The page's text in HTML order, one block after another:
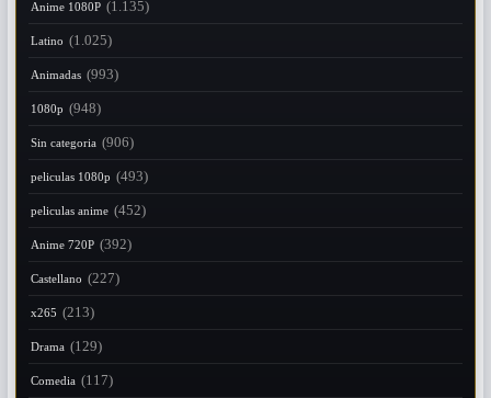
Anime 1080P (1.135)
Latino (1.025)
Animadas (993)
1080p (948)
Sin categoria (906)
peliculas 1080p (493)
peliculas anime (452)
Anime 720P (392)
Castellano (227)
x265 (213)
Drama (129)
Comedia (117)